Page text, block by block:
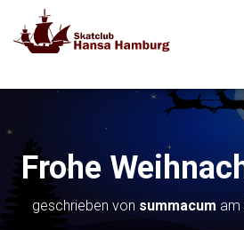
Frohe
geschrieben von summacum am